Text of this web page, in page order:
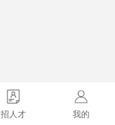
招人才 我的